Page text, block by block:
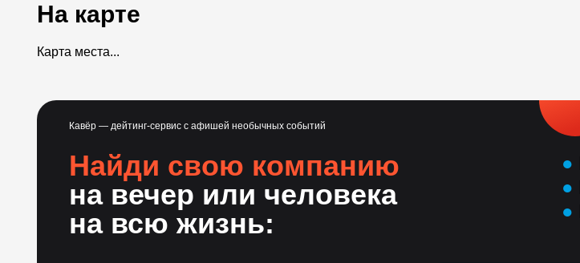
На карте
Карта места...
Кавёр — дейтинг-сервис с афишей необычных событий
Найди свою компанию
на вечер или человека
на всю жизнь:
●
●
●